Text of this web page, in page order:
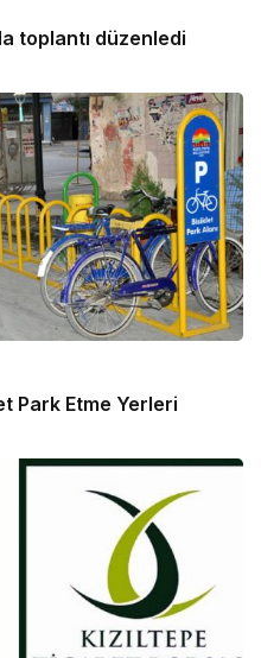
toplantı düzenledi
Park Etme Yerleri